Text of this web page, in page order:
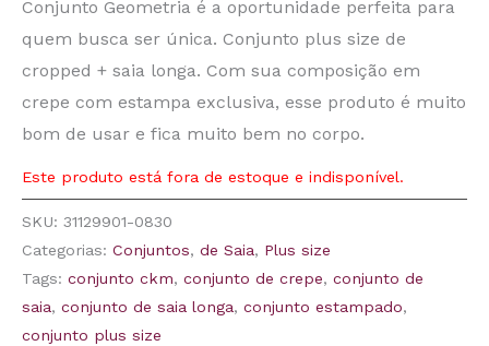
Conjunto Geometria é a oportunidade perfeita para
quem busca ser única. Conjunto plus size de
cropped + saia longa. Com sua composição em
crepe com estampa exclusiva, esse produto é muito
bom de usar e fica muito bem no corpo.
Este produto está fora de estoque e indisponível.
SKU: 31129901-0830
Categorias: Conjuntos, de Saia, Plus size
Tags: conjunto ckm, conjunto de crepe, conjunto de
saia, conjunto de saia longa, conjunto estampado,
conjunto plus size